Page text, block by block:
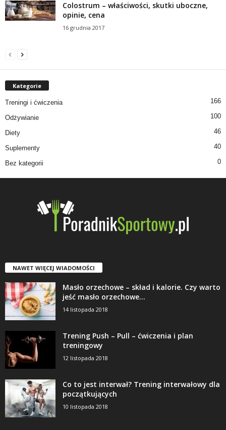
Colostrum – właściwości, skutki uboczne,
opinie, cena
16 grudnia 2017
Kategorie
Treningi i ćwiczenia 166
Odżywianie 100
Diety 46
Suplementy 40
Bez kategorii 0
NAWET WIĘCEJ WIADOMOŚCI
Masło orzechowe – skład i kalorie. Czy warto
jeść masło orzechowe...
14 listopada 2018
Trening Push – Pull – ćwiczenia i plan
treningowy
12 listopada 2018
Co to jest interwał? Trening interwałowy dla
początkujących
10 listopada 2018